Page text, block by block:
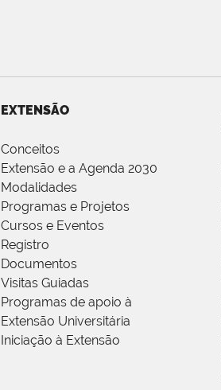
EXTENSÃO
Conceitos
Extensão e a Agenda 2030
Modalidades
Programas e Projetos
Cursos e Eventos
Registro
Documentos
Visitas Guiadas
Programas de apoio à
Extensão Universitária
Iniciação à Extensão